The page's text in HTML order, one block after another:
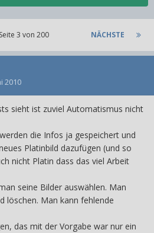
NÄCHSTE
Seite 3 von 200
2010
sieht ist zuviel Automatismus nicht
die Infos ja gespeichert und
Platinbild dazufügen (und so
nicht Platin dass das viel Arbeit
seine Bilder auswählen. Man
löschen. Man kann fehlende
das mit der Vorgabe war nur ein